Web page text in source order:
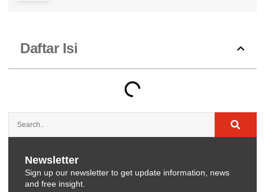
Daftar Isi
Newsletter
Sign up our newsletter to get update information, news
and free insight.